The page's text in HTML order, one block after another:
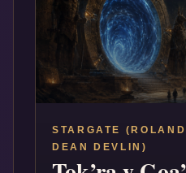
STARGATE
DEAN DEVLIN)